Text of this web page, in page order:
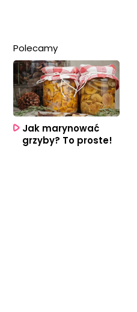
Polecamy
Jak marynować
grzyby? To proste!